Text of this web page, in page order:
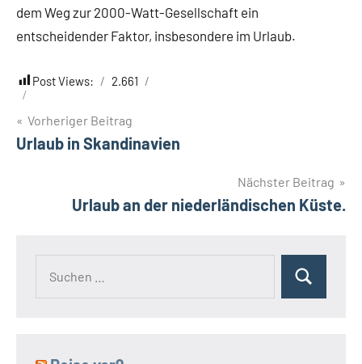
dem Weg zur 2000-Watt-Gesellschaft ein
entscheidender Faktor, insbesondere im Urlaub.
Post Views: 2.661
Beitragsnavigation
Vorheriger Beitrag
Urlaub in Skandinavien
Nächster Beitrag
Urlaub an der niederländischen Küste.
Suchen